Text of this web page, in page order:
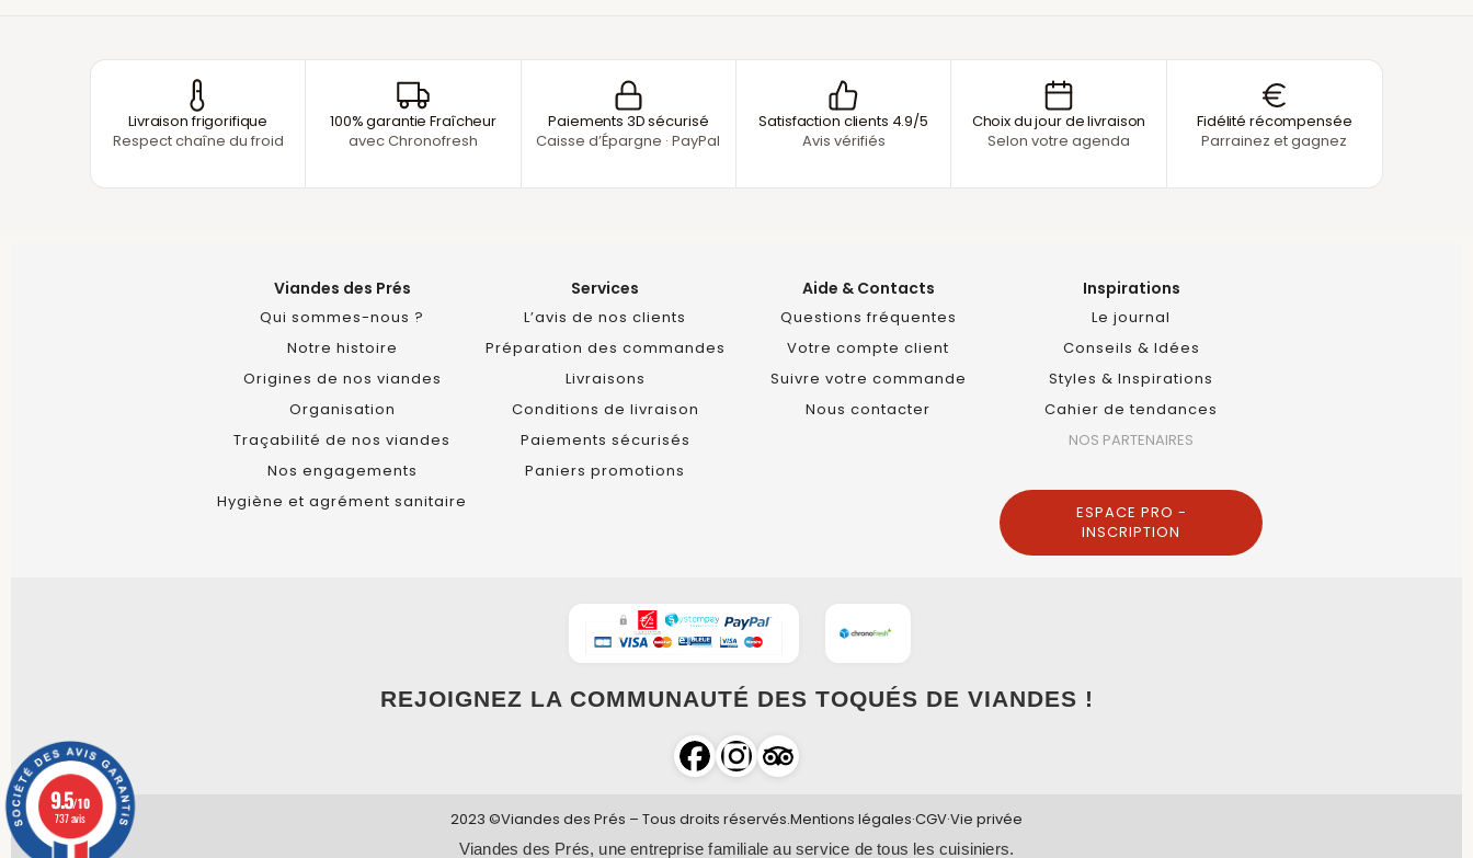
Livraison frigorifique
Respect chaîne du froid
100% garantie Fraîcheur
avec Chronofresh
Paiements 3D sécurisé
Caisse d’Épargne · PayPal
Satisfaction clients 4.9/5
Avis vérifiés
Choix du jour de livraison
Selon votre agenda
Fidélité récompensée
Parrainez et gagnez
Viandes des Prés
Qui sommes-nous ?
Notre histoire
Origines de nos viandes
Organisation
Traçabilité de nos viandes
Nos engagements
Hygiène et agrément sanitaire
Services
L’avis de nos clients
Préparation des commandes
Livraisons
Conditions de livraison
Paiements sécurisés
Paniers promotions
Aide & Contacts
Questions fréquentes
Votre compte client
Suivre votre commande
Nous contacter
Inspirations
Le journal
Conseils & Idées
Styles & Inspirations
Cahier de tendances
NOS PARTENAIRES
ESPACE PRO -
INSCRIPTION
REJOIGNEZ LA COMMUNAUTÉ DES TOQUÉS DE VIANDES !
2023 ©Viandes des Prés – Tous droits réservés.Mentions légales·CGV·Vie privée
Viandes des Prés, une entreprise familiale au service de tous les cuisiniers.
9.5/10
737 avis